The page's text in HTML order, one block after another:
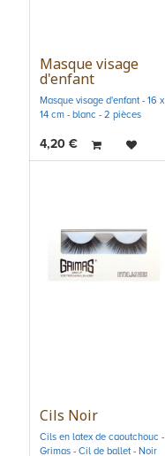
Masque visage
d'enfant
Masque visage d'enfant - 16 x
14 cm - blanc - 2 pièces
4,20€
Cils Noir
Cils en latex de caoutchouc -
Grimas - Cil de ballet - Noir